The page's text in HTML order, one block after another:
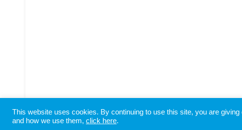
Copyright © SHIODOME PARTNERS All Rights Reserved
This website uses cookies. By continuing to use this site, you are
and how we use them, click here.